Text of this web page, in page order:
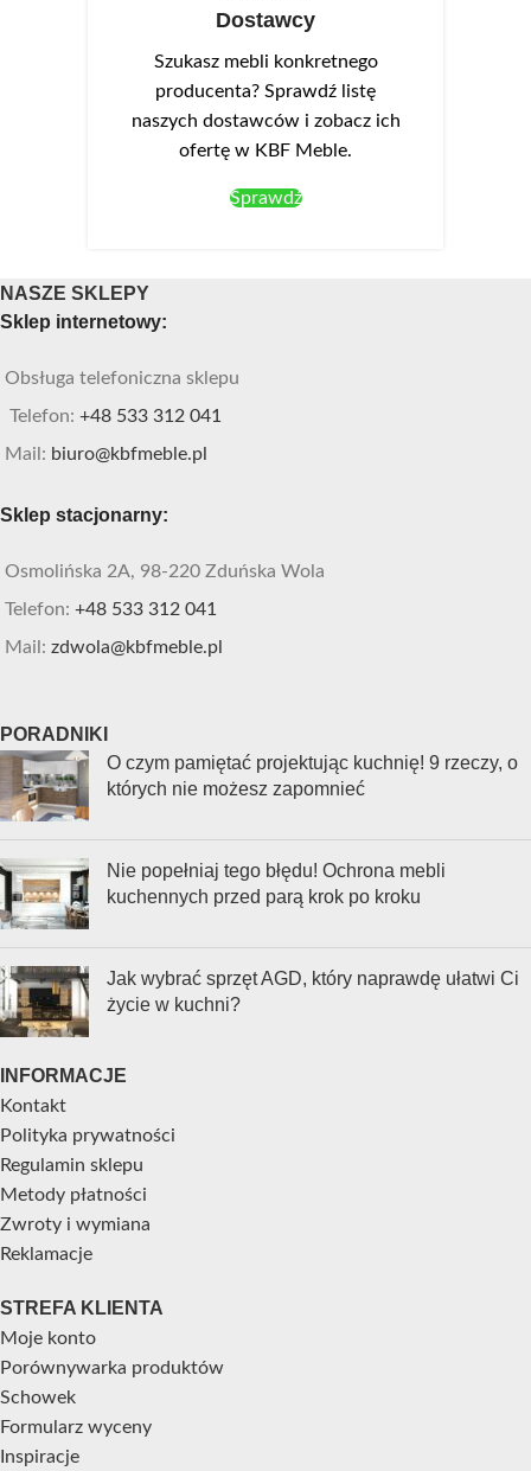
Dostawcy
Szukasz mebli konkretnego
producenta? Sprawdź listę
naszych dostawców i zobacz ich
ofertę w KBF Meble.
Sprawdź
NASZE SKLEPY
Sklep internetowy:
Obsługa telefoniczna sklepu
Telefon: +48 533 312 041
Mail: biuro@kbfmeble.pl
Sklep stacjonarny:
Osmolińska 2A, 98-220 Zduńska Wola
Telefon: +48 533 312 041
Mail: zdwola@kbfmeble.pl
PORADNIKI
O czym pamiętać projektując kuchnię! 9 rzeczy, o
których nie możesz zapomnieć
Nie popełniaj tego błędu! Ochrona mebli
kuchennych przed parą krok po kroku
Jak wybrać sprzęt AGD, który naprawdę ułatwi Ci
życie w kuchni?
INFORMACJE
Kontakt
Polityka prywatności
Regulamin sklepu
Metody płatności
Zwroty i wymiana
Reklamacje
STREFA KLIENTA
Moje konto
Porównywarka produktów
Schowek
Formularz wyceny
Inspiracje